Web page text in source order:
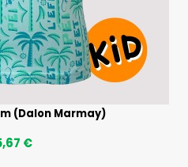
(Dalon Marmay)
€